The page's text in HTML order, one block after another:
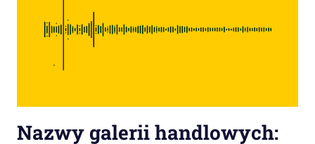
Nazwy galerii handlowych: